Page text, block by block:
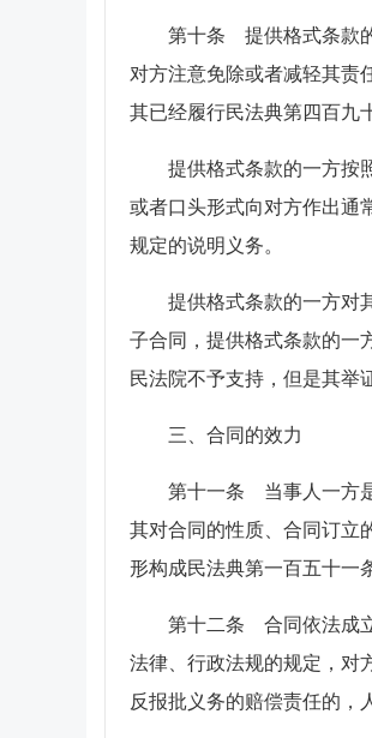
第十条 提供格式条款
对方注意免除或者减轻其责
其已经履行民法典第四百九
提供格式条款的一方按
或者口头形式向对方作出通
规定的说明义务。
提供格式条款的一方对
子合同，提供格式条款的一
民法院不予支持，但是其举
三、合同的效力
第十一条 当事人一方
其对合同的性质、合同订立
形构成民法典第一百五十一
第十二条 合同依法成
法律、行政法规的规定，对
反报批义务的赔偿责任的，